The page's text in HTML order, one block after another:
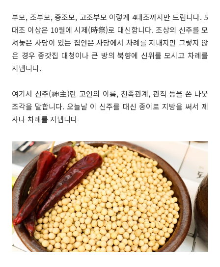
부모, 조부모, 증조모, 고조부모 이렇게 4대조까지만 드립니다. 5
대조 이상은 10월에 시제(時祭)로 대신합니다. 조상의 신주를 모
셔놓은 사당이 있는 집안은 사당에서 차례를 지내지만 그렇지 않
은 경우 종갓집 대청이나 큰 방의 북향에 신위를 모시고 차례를
지냅니다.
여기서 신주(神主)란 고인의 이름, 친족관계, 관직 등을 쓴 나뭇
조각을 말합니다. 오늘날 이 신주를 대신 종이로 지방을 써서 제
사나 차례를 지냅니다